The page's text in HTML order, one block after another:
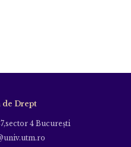
de Drept
4 Bucureşti